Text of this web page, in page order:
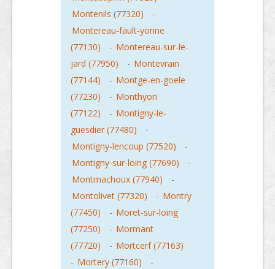
Montenils (77320)
-
Montereau-fault-yonne
(77130)
- Montereau-sur-le-
jard (77950)
- Montevrain
(77144)
- Montge-en-goele
(77230)
- Monthyon
(77122)
- Montigny-le-
guesdier (77480)
-
Montigny-lencoup (77520)
-
Montigny-sur-loing (77690)
-
Montmachoux (77940)
-
Montolivet (77320)
- Montry
(77450)
- Moret-sur-loing
(77250)
- Mormant
(77720)
- Mortcerf (77163)
- Mortery (77160)
-